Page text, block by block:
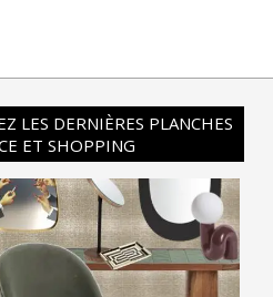
LES DERNIÈRES PLANCHES
ET SHOPPING